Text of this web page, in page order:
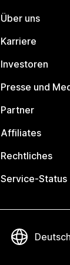
Über uns
Karriere
Investoren
Presse und
Partner
Affiliates
Rechtliches
Service-Status